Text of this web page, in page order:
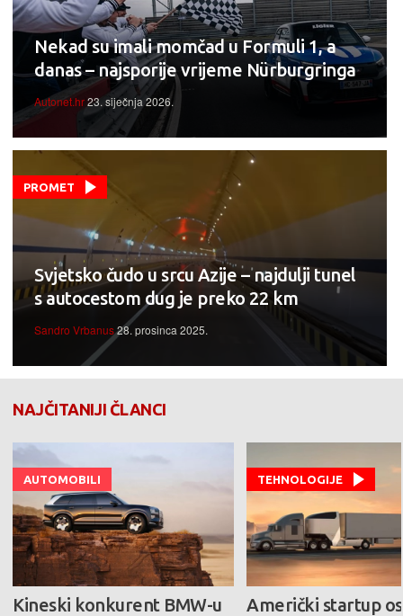
Nekad su imali momčad u Formuli 1, a
danas – najsporije vrijeme Nürburgringa
Autonet.hr23. siječnja 2026.
PROMET
Svjetsko čudo u srcu Azije – najdulji tunel
s autocestom dug je preko 22 km
Sandro Vrbanus28. prosinca 2025.
NAJČITANIJI ČLANCI
AUTOMOBILI
Kineski konkurent BMW-u
TEHNOLOGIJE
Američki startup